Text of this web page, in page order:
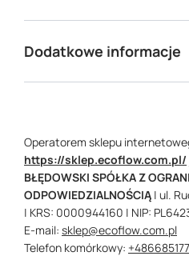
Dodatkowe informacje
Operatorem sklepu
https://sklep.ecoflow.com.pl/
BŁĘDOWSKI SPÓŁKA Z
ODPOWIEDZIALNOŚCIĄ | ul.
| KRS: 0000944160 | NIP:
E-mail: sklep@ecoflow.com.pl
Telefon komórkowy: